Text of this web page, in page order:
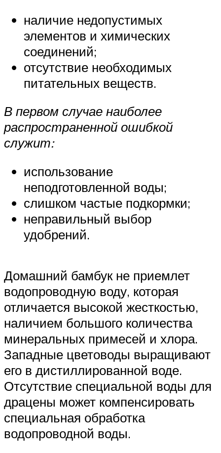
наличие недопустимых
элементов и химических
соединений;
отсутствие необходимых
питательных веществ.
В первом случае наиболее
распространенной ошибкой
служит:
использование
неподготовленной воды;
слишком частые подкормки;
неправильный выбор
удобрений.
Домашний бамбук не приемлет
водопроводную воду, которая
отличается высокой жесткостью,
наличием большого количества
минеральных примесей и хлора.
Западные цветоводы выращивают
его в дистиллированной воде.
Отсутствие специальной воды для
драцены может компенсировать
специальная обработка
водопроводной воды.